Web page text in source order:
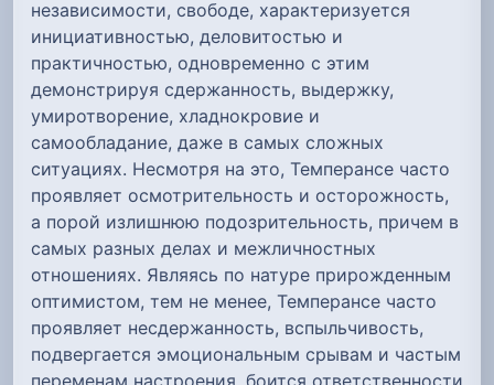
независимости, свободе, характеризуется
инициативностью, деловитостью и
практичностью, одновременно с этим
демонстрируя сдержанность, выдержку,
умиротворение, хладнокровие и
самообладание, даже в самых сложных
ситуациях. Несмотря на это, Темперансе часто
проявляет осмотрительность и осторожность,
а порой излишнюю подозрительность, причем в
самых разных делах и межличностных
отношениях. Являясь по натуре прирожденным
оптимистом, тем не менее, Темперансе часто
проявляет несдержанность, вспыльчивость,
подвергается эмоциональным срывам и частым
переменам настроения, боится ответственности